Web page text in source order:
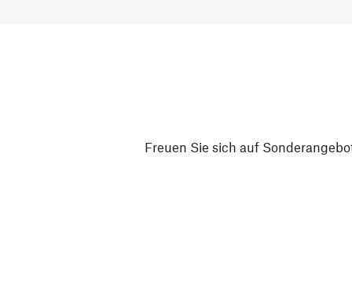
Freuen Sie sich auf